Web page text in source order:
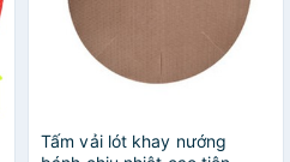
Tấm vải lót khay nướng